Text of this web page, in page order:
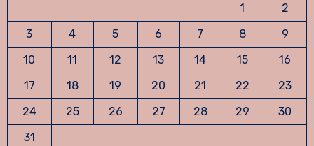
1
2
3
4 5 6 7 8
9
10
11 12 13 14 15
16
17
18 19 20 21 22
23
24
25 26 27 28 29
30
31